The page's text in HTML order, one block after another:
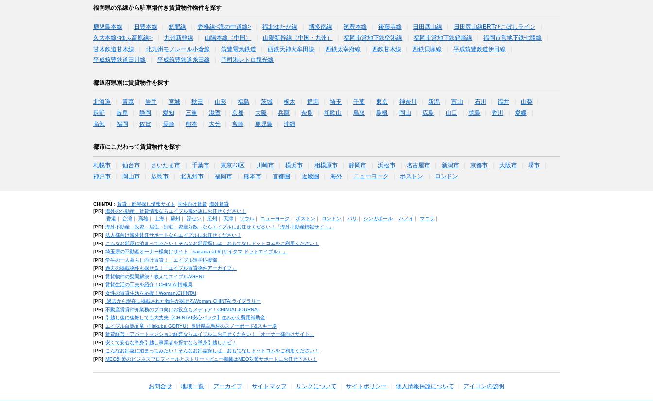
福岡県の沿線から駐車場付き賃貸物件物件を探す
鹿児島本線 日豊本線 筑肥線 香椎線<海の中道線> 福北ゆたか線 博多南線 筑豊本線 後藤寺線 日田彦山線
日田彦山線BRTひこぼしライン
久大本線<ゆふ高原線>
九州新幹線 山陽本線（中国） 山陽新幹線（中国・九州） 福岡市営地下鉄空港線 福岡市営地下鉄箱崎線
福岡市営地下鉄七隈線
甘木鉄道甘木線
北九州モノレール小倉線 筑豊電気鉄道 西鉄天神大牟田線 西鉄太宰府線 西鉄甘木線 西鉄貝塚線
平成筑豊鉄道伊田線
平成筑豊鉄道田川線
平成筑豊鉄道糸田線 門司港レトロ観光線
都道府県別に賃貸物件を探す
北海道 青森 岩手 宮城 秋田 山形 福島 茨城 栃木 群馬 埼玉 千葉 東京 神奈川 新潟 富山 石川 福井
山梨
長野
岐阜 静岡 愛知 三重 滋賀 京都 大阪 兵庫 奈良 和歌山 鳥取 島根 岡山 広島 山口 徳島 香川
愛媛
高知
福岡 佐賀 長崎 熊本 大分 宮崎 鹿児島 沖縄
都市にこだわって賃貸物件を探す
札幌市 仙台市 さいたま市 千葉市 東京23区 川崎市 横浜市 相模原市 静岡市 浜松市 名古屋市 新潟市 京都市 大阪市
堺市
神戸市
岡山市 広島市 北九州市 福岡市 熊本市 首都圏 近畿圏 海外 ニューヨーク ボストン ロンドン
CHINTAI： 賃貸・部屋探し情報サイト 学生向け賃貸 海外賃貸
[PR] 海外の不動産・賃貸情報ならエイブル海外店にお任せください！
香港｜ 台湾｜ 高雄｜ 上海｜ 蘇州 ｜ 深セン ｜ 広州 ｜ 天津｜ ソウル｜ ニューヨーク ｜ ボストン ｜ ロンドン ｜ パリ ｜ シンガポール｜ ハノイ ｜ マニラ ｜
[PR] 海外不動産～投資・居住・別荘・資産分散～ならエイブルにお任せください！「海外不動産情報サイト」
[PR] 法人様向け海外赴任サポートならエイブルにお任せください！
[PR]
こんなお部屋に泊まってみたい！そんなお部屋探しは、おもてなしドットコムをご利用ください！
[PR] 埼玉県の不動産オーナー様向けサイト「saitama.able(サイタマ ドットエイブル）」
[PR] 学生の一人暮らし向け賃貸！「エイブル進学応援部」
[PR] 過去の掲載物件も探せる！「エイブル賃貸物件アーカイブ」
[PR] 賃貸物件の疑問解決！教えてエイブルAGENT
[PR] 賃貸生活の工夫を紹介！CHINTAI情報局
[PR] 女性の賃貸生活を応援！Woman.CHINTAI
[PR]
過去から現在に掲載された物件が探せるWoman.CHINTAIライブラリー
[PR] 不動産賃貸仲介業務のプロ向けお役立ちメディア！CHINTAI JOURNAL
[PR]
引越し後に後悔しても大丈夫【CHINTAI安心パック】住みかえ費用補助金
[PR]
エイブル白馬五竜（Hakuba GORYU）長野県白馬村のスノーボード&スキー場
[PR] 賃貸経営・アパートマンション経営ならエイブルにお任せください！「オーナー様向けサイト」
[PR] 安くて安心な単身引越し事業者を探すなら単身引越しナビ！
[PR]
こんなお部屋に泊まってみたい！そんなお部屋探しは、おもてなしドットコムをご利用ください！
[PR] MEO対策のビジネスプロフィールとストリートビュー掲載はMEO対策サポートにお任せ下さい！
お問合せ 地域一覧 アーカイブ サイトマップ リンクについて サイトポリシー 個人情報保護について アイコンの説明